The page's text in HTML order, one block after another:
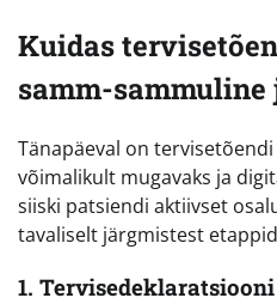
Kuidas
samm-sammuline
Tänapäeval on
võimalikult mugavaks ja
siiski patsiendi aktiivset
tavaliselt järgmistest
1.